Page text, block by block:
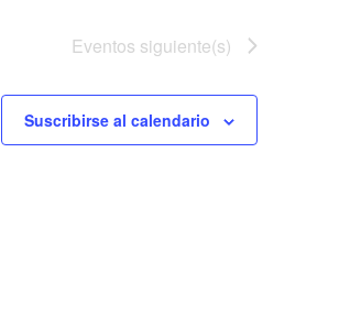
Eventos siguiente(s)
Suscribirse al calendario